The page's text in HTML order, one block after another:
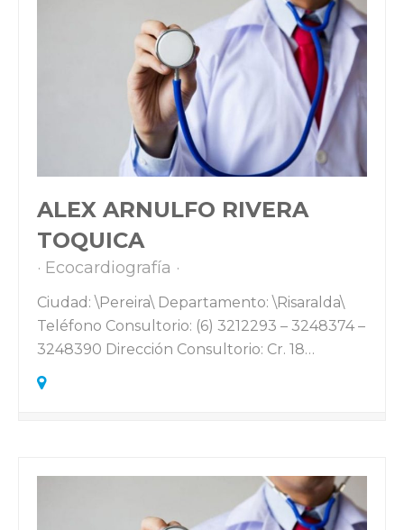
ALEX ARNULFO RIVERA
TOQUICA
Ecocardiografía
Ciudad: \Pereira\ Departamento: \Risaralda\
Teléfono Consultorio: (6) 3212293 – 3248374 –
3248390 Dirección Consultorio: Cr. 18…